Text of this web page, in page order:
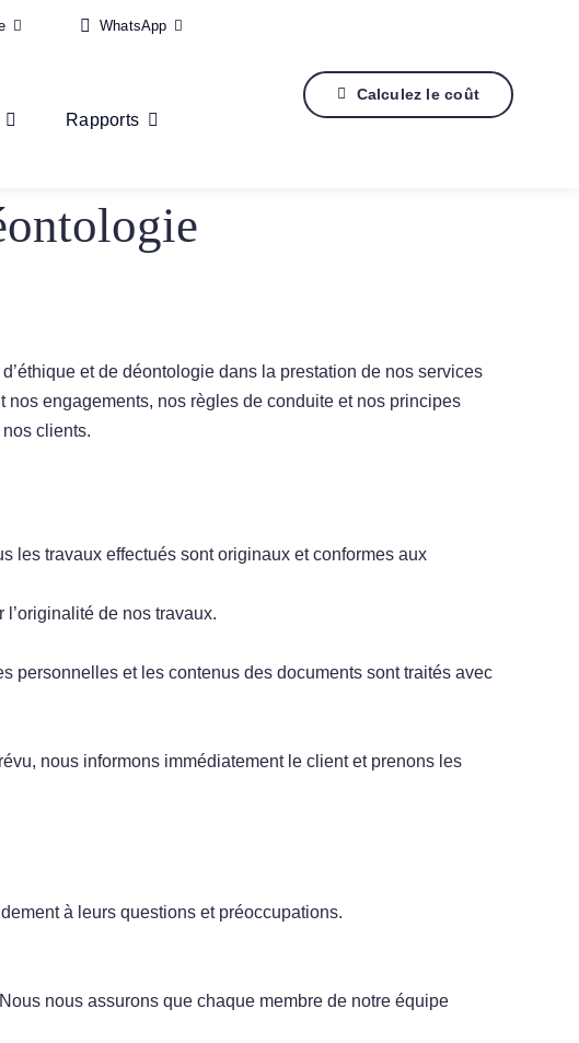
WhatsApp
Rapports
Calculez le coût
et de déontologie dans la prestation de nos services
engagements, nos règles de conduite et nos principes
clients.
les travaux effectués sont originaux et conformes aux
de nos travaux.
personnelles et les contenus des documents sont traités avec
nous informons immédiatement le client et prenons les
à leurs questions et préoccupations.
nous assurons que chaque membre de notre équipe